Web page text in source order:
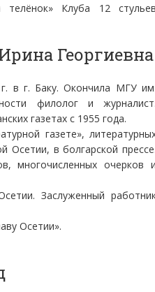
телёнок» Клуба 12
Георгиевна
в г. Баку. Окончила МГУ
филолог и
газетах с 1955 года.
газете»,
в болгарской
многочисленных очерков
Заслуженный
Осетии».